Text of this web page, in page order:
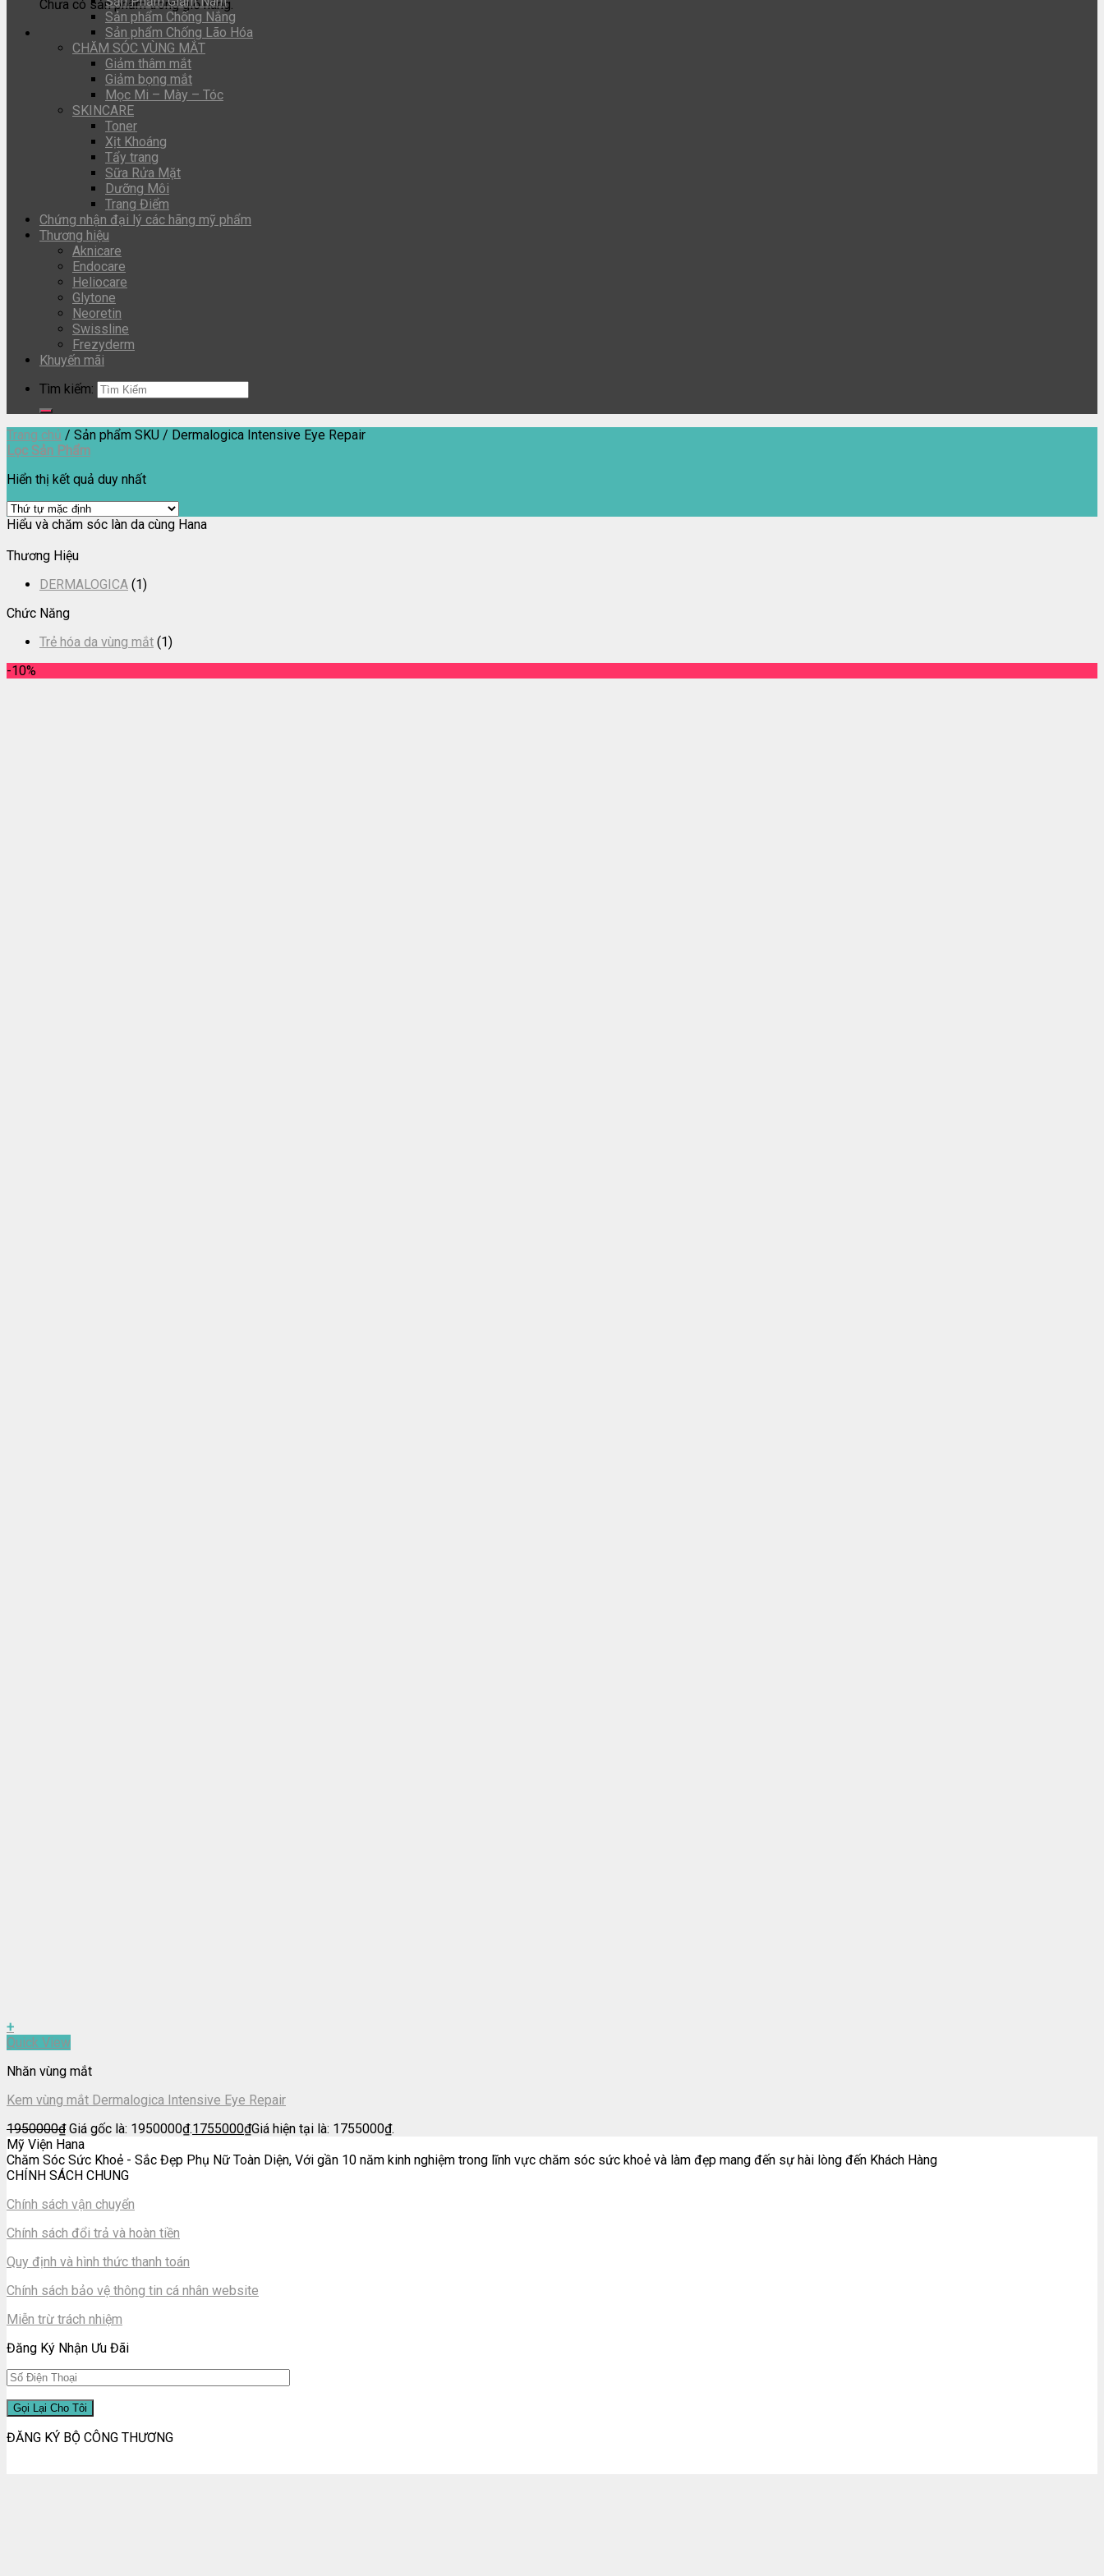
Chưa có sản phẩm trong giỏ hàng.
Sản phẩm Chống Nắng
Sản phẩm Chống Lão Hóa
CHĂM SÓC VÙNG MẮT
Giảm thâm mắt
Giảm bọng mắt
Mọc Mi – Mày – Tóc
SKINCARE
Toner
Xịt Khoáng
Tẩy trang
Sữa Rửa Mặt
Dưỡng Môi
Trang Điểm
Chứng nhận đại lý các hãng mỹ phẩm
Thương hiệu
Aknicare
Endocare
Heliocare
Glytone
Neoretin
Swissline
Frezyderm
Khuyến mãi
Tìm kiếm:
Trang chủ / Sản phẩm SKU / Dermalogica Intensive Eye Repair
Lọc Sản Phẩm
Hiển thị kết quả duy nhất
Hiểu và chăm sóc làn da cùng Hana
Thương Hiệu
DERMALOGICA (1)
Chức Năng
Trẻ hóa da vùng mắt (1)
-10%
+
Quick View
Nhăn vùng mắt
Kem vùng mắt Dermalogica Intensive Eye Repair
1950000₫ Giá gốc là: 1950000₫.1755000₫Giá hiện tại là: 1755000₫.
Mỹ Viện Hana
Chăm Sóc Sức Khoẻ - Sắc Đẹp Phụ Nữ Toàn Diện, Với gần 10 năm kinh nghiệm trong lĩnh vực chăm sóc sức khoẻ và làm đẹp mang đến sự hài lòng đến Khách Hàng
CHÍNH SÁCH CHUNG
Chính sách vận chuyển
Chính sách đổi trả và hoàn tiền
Quy định và hình thức thanh toán
Chính sách bảo vệ thông tin cá nhân website
Miễn trừ trách nhiệm
Đăng Ký Nhận Ưu Đãi
ĐĂNG KÝ BỘ CÔNG THƯƠNG